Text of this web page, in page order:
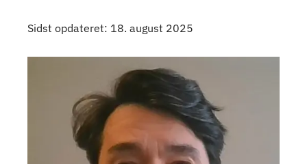
Sidst opdateret: 18. august 2025
Kontaktpersoner